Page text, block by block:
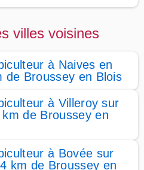
villes voisines
à Naives en
de Broussey en Blois
à Villeroy sur
de Broussey en
à Bovée sur
km de Broussey en